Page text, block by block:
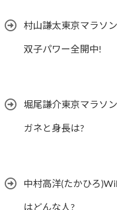
村山謙太東京マラソ
双子パワー全開中!
堀尾謙介東京マラソ
ガネと身長は?
中村高洋(たかひろ
はどんな人?